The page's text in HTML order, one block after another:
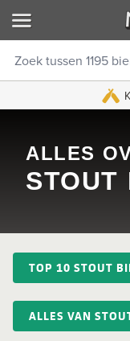
ALLES
STOUT
TOP 10 STOUT
ALLES VAN